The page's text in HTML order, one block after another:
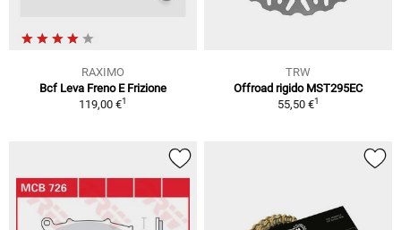
RAXIMO
Bcf Leva Freno E Frizione
119,00 €1
TRW
Offroad rigido MST295EC
55,50 €1